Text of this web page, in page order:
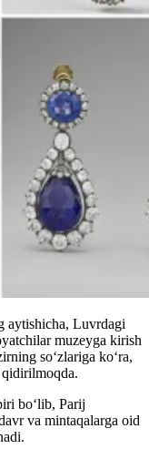
aytishicha, Luvrdagi
muzeyga kirish
so‘zlariga ko‘ra,
bo‘lib, Parij
va mintaqalarga oid